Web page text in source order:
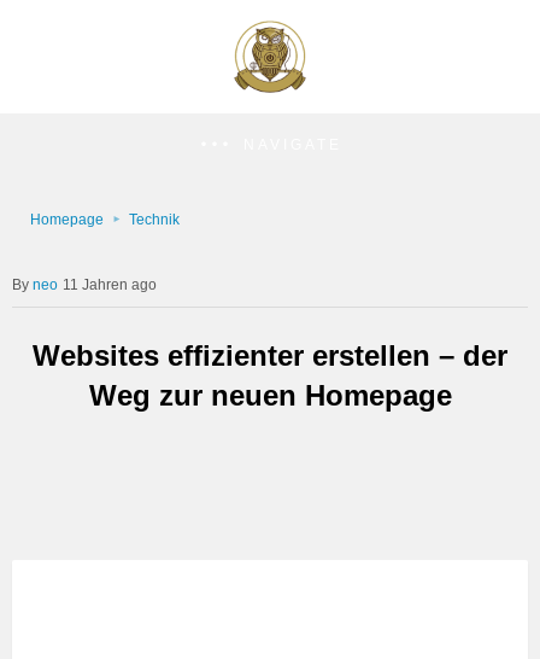
Homepage Technik
neo 11 Jahren ago
Websites effizienter erstellen – der
Weg zur neuen Homepage